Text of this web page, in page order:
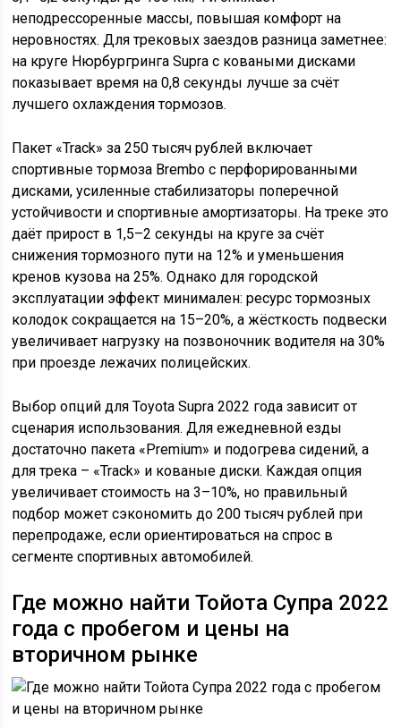
неподрессоренные массы, повышая комфорт на
неровностях. Для трековых заездов разница заметнее:
на круге Нюрбургринга Supra с коваными дисками
показывает время на 0,8 секунды лучше за счёт
лучшего охлаждения тормозов.
Пакет «Track» за 250 тысяч рублей включает
спортивные тормоза Brembo с перфорированными
дисками, усиленные стабилизаторы поперечной
устойчивости и спортивные амортизаторы. На треке это
даёт прирост в 1,5–2 секунды на круге за счёт
снижения тормозного пути на 12% и уменьшения
кренов кузова на 25%. Однако для городской
эксплуатации эффект минимален: ресурс тормозных
колодок сокращается на 15–20%, а жёсткость подвески
увеличивает нагрузку на позвоночник водителя на 30%
при проезде лежачих полицейских.
Выбор опций для Toyota Supra 2022 года зависит от
сценария использования. Для ежедневной езды
достаточно пакета «Premium» и подогрева сидений, а
для трека – «Track» и кованые диски. Каждая опция
увеличивает стоимость на 3–10%, но правильный
подбор может сэкономить до 200 тысяч рублей при
перепродаже, если ориентироваться на спрос в
сегменте спортивных автомобилей.
Где можно найти Тойота Супра 2022
года с пробегом и цены на
вторичном рынке